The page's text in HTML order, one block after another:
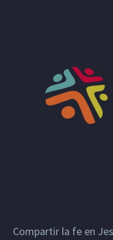
Compartir la fe en